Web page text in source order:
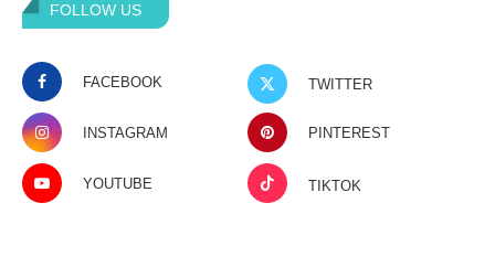
FOLLOW US
FACEBOOK TWITTER
INSTAGRAM PINTEREST
YOUTUBE TIKTOK